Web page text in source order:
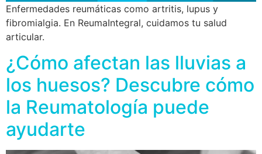
Enfermedades reumáticas como artritis, lupus y
fibromialgia. En ReumaIntegral, cuidamos tu salud
articular.
¿Cómo afectan las lluvias a
los huesos? Descubre cómo
la Reumatología puede
ayudarte